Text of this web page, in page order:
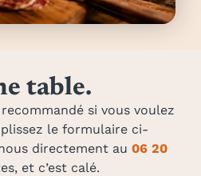
table.
si vous voulez
le formulaire ci-
directement au 06 20
et c’est calé.